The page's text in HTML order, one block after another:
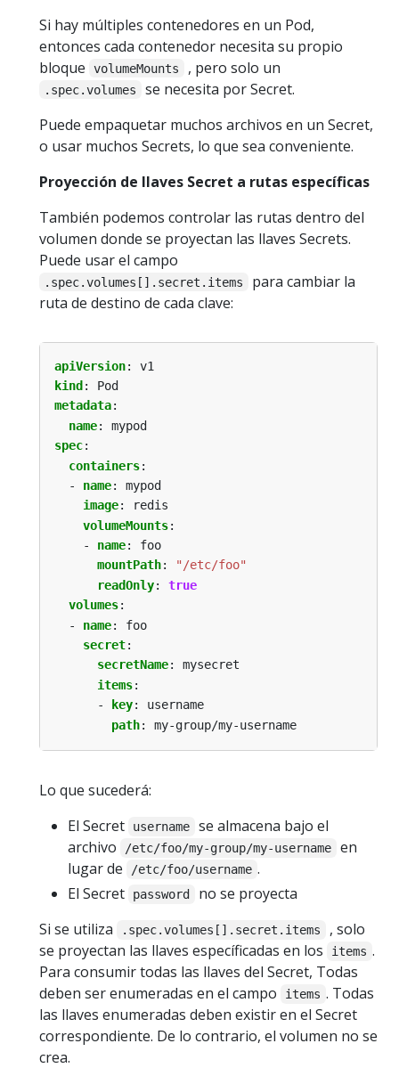
Si hay múltiples contenedores en un Pod,
entonces cada contenedor necesita su propio
bloque
volumeMounts , pero solo un
.spec.volumes
se necesita por Secret.
Puede empaquetar muchos archivos en un Secret,
o usar muchos Secrets, lo que sea conveniente.
Proyección de llaves Secret a rutas específicas
También podemos controlar las rutas dentro del
volumen donde se proyectan las llaves Secrets.
Puede usar el campo
.spec.volumes[].secret.items
para cambiar la
ruta de destino de cada clave:
apiVersion:
v1
kind :
Pod
metadata:
name:
mypod
spec:
containers:
- name:
mypod
image:
redis
volumeMounts:
- name:
foo
mountPath:
"/etc/foo"
readOnly:
true
volumes:
- name:
foo
secret:
secretName:
mysecret
items:
-
key:
username
path: my-group/my-username
Lo que sucederá:
El Secret
username
se almacena bajo el
archivo
/etc/foo/my-group/my-username
en
lugar de
/etc/foo/username .
El Secret
password
no se proyecta
Si se utiliza
.spec.volumes[].secret.items
, solo
se proyectan las llaves específicadas en los
items .
Para consumir todas las llaves del Secret, Todas
deben ser enumeradas en el campo
items . Todas
las llaves enumeradas deben existir en el Secret
correspondiente. De lo contrario, el volumen no se
crea.